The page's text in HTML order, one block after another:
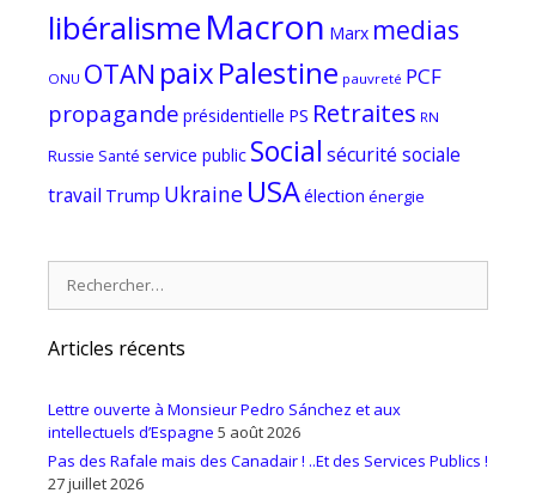
libéralismeMacron Marx medias
ONU OTAN paixPalestine pauvreté PCF
propagande présidentielle PS Retraites RN
Russie Santé service public Social sécurité sociale
travail Trump Ukraine USAélection énergie
Articles récents
Lettre ouverte à Monsieur Pedro Sánchez et aux
intellectuels d’Espagne 5 août 2026
Pas des Rafale mais des Canadair ! ..Et des Services Publics !
27 juillet 2026